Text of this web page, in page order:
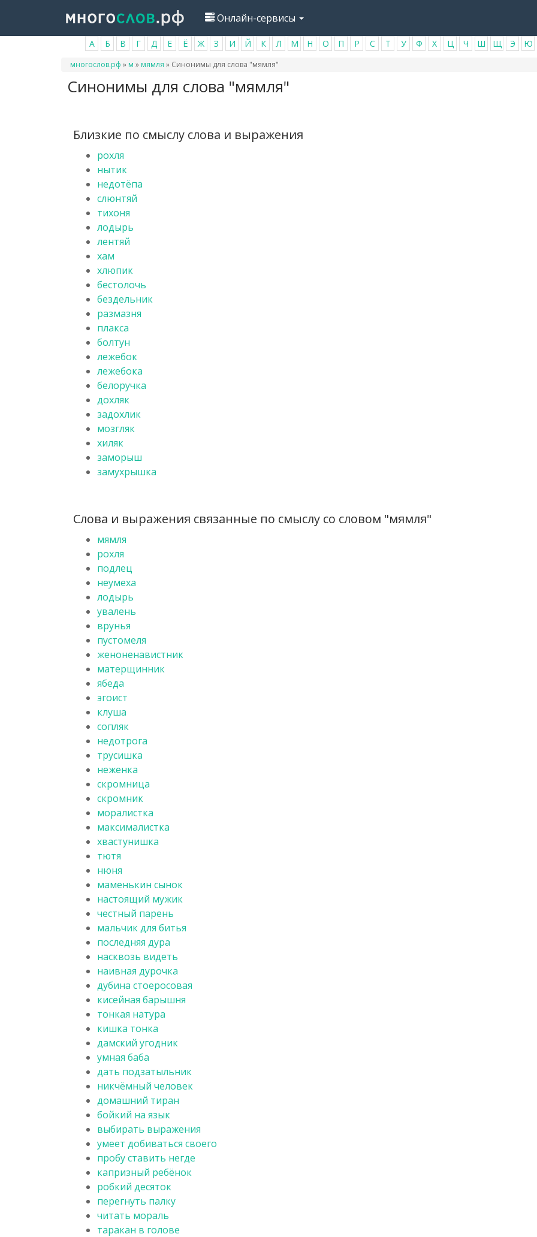
основному
Онлайн-сервисы
А Б В Г Д Е Ё Ж З И Й К Л М Н О П Р С Т У Ф Х Ц Ч Ш Щ Э Ю
Вы
многослов.рф » м » мямля » Синонимы для слова "мямля"
Синонимы для слова "мямля"
Близкие по смыслу слова и выражения
рохля
нытик
недотёпа
слюнтяй
тихоня
лодырь
лентяй
хам
хлюпик
бестолочь
бездельник
размазня
плакса
болтун
лежебок
лежебока
белоручка
дохляк
задохлик
мозгляк
хиляк
заморыш
замухрышка
Слова и выражения связанные по смыслу со словом "мямля"
мямля
рохля
подлец
неумеха
лодырь
увалень
врунья
пустомеля
женоненавистник
матерщинник
ябеда
эгоист
клуша
сопляк
недотрога
трусишка
неженка
скромница
скромник
моралистка
максималистка
хвастунишка
тютя
нюня
маменькин сынок
настоящий мужик
честный парень
мальчик для битья
последняя дура
насквозь видеть
наивная дурочка
дубина стоеросовая
кисейная барышня
тонкая натура
кишка тонка
дамский угодник
умная баба
дать подзатыльник
никчёмный человек
домашний тиран
бойкий на язык
выбирать выражения
умеет добиваться своего
пробу ставить негде
капризный ребёнок
робкий десяток
перегнуть палку
читать мораль
таракан в голове